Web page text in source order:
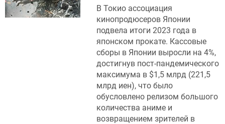
В Токио ассоциация
кинопродюсеров Японии
подвела итоги 2023 года в
японском прокате. Кассовые
сборы в Японии выросли на 4%,
достигнув пост-пандемического
максимума в $1,5 млрд (221,5
млрд иен), что было
обусловлено релизом большого
количества аниме и
возвращением зрителей в